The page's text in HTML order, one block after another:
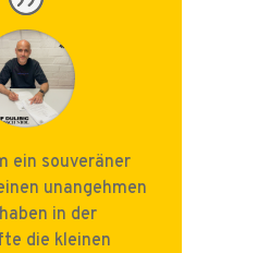
ein souveräner
unangehmen
in der
die kleinen